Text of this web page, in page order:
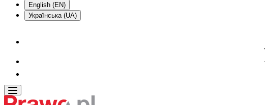
English (EN)
Українська (UA)